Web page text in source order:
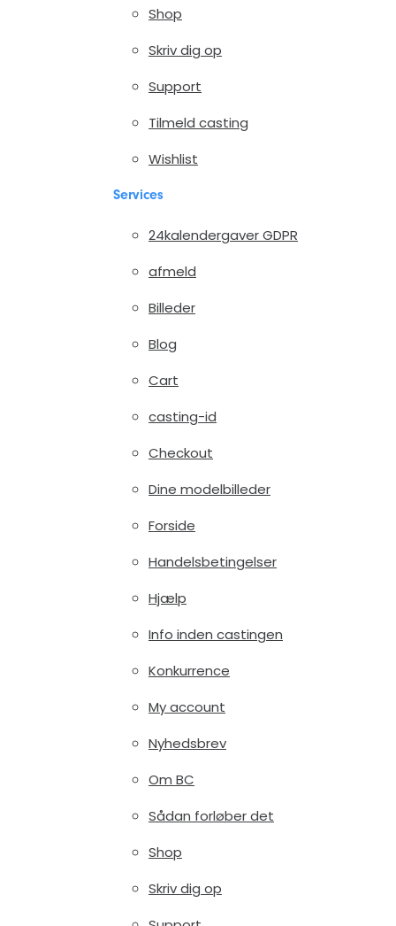
Shop
Skriv dig op
Support
Tilmeld casting
Wishlist
Services
24kalendergaver GDPR
afmeld
Billeder
Blog
Cart
casting-id
Checkout
Dine modelbilleder
Forside
Handelsbetingelser
Hjælp
Info inden castingen
Konkurrence
My account
Nyhedsbrev
Om BC
Sådan forløber det
Shop
Skriv dig op